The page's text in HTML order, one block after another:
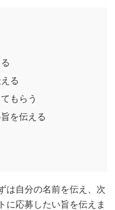
る
もらう
を伝える
は自分の名前を伝え、次
に応募したい旨を伝えま